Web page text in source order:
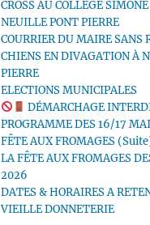
CROSS AU COLLEGE
NEUILLE PONT PIERRE
COURRIER DU MAIRE SANS
CHIENS EN DIVAGATION À
PIERRE
ELECTIONS MUNICIPALES
DÉMARCHAGE
PROGRAMME DES 16/17
FÊTE AUX FROMAGES
LA FÊTE AUX FROMAGES
2026
DATES & HORAIRES A
VIEILLE DONNETERIE